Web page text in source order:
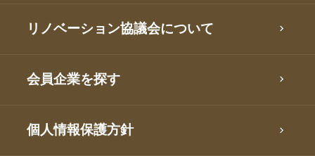
リノベーション協議会について
会員企業を探す
個人情報保護方針